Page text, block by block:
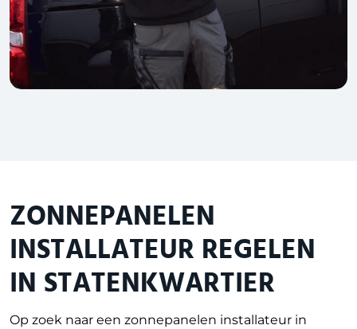
ZONNEPANELEN
INSTALLATEUR REGELEN
IN STATENKWARTIER
Op zoek naar een zonnepanelen installateur in